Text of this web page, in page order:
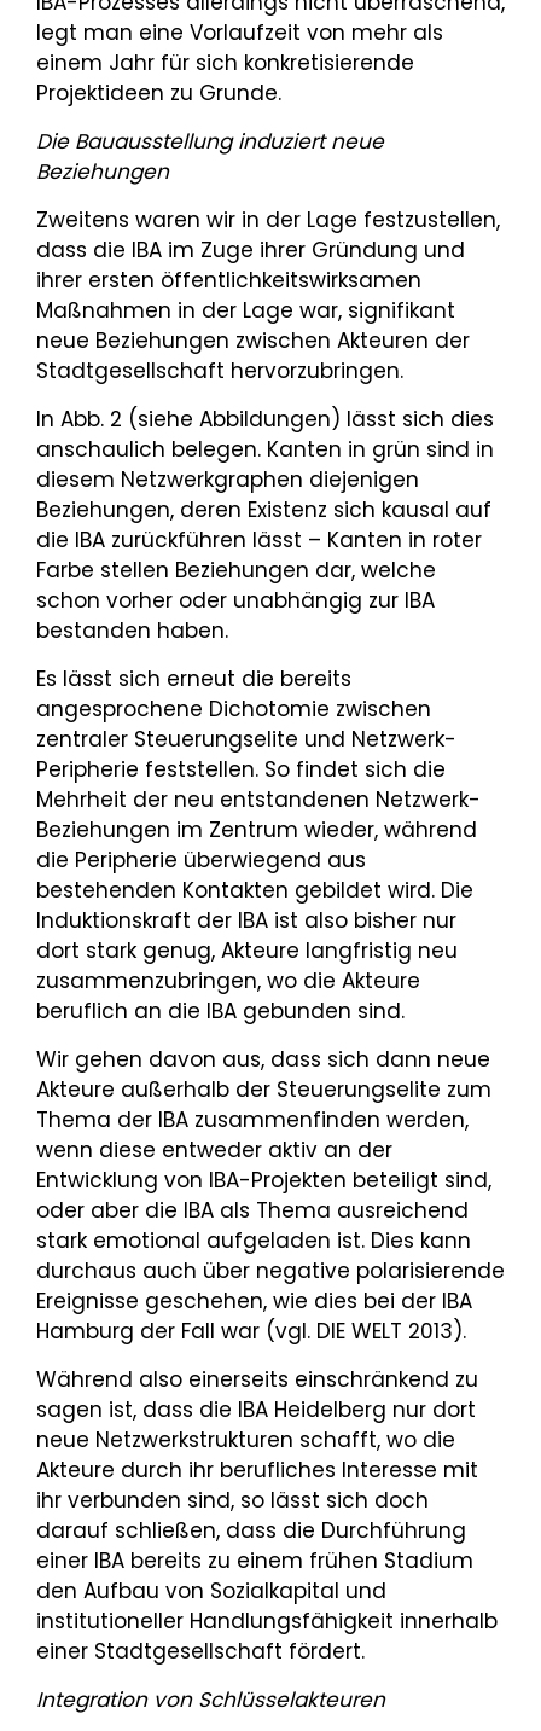
legt man eine Vorlaufzeit von mehr als
einem Jahr für sich konkretisierende
Projektideen zu Grunde.
Die Bauausstellung induziert neue
Beziehungen
Zweitens waren wir in der Lage festzustellen,
dass die IBA im Zuge ihrer Gründung und
ihrer ersten öffentlichkeitswirksamen
Maßnahmen in der Lage war, signifikant
neue Beziehungen zwischen Akteuren der
Stadtgesellschaft hervorzubringen.
In Abb. 2 (siehe Abbildungen) lässt sich dies
anschaulich belegen. Kanten in grün sind in
diesem Netzwerkgraphen diejenigen
Beziehungen, deren Existenz sich kausal auf
die IBA zurückführen lässt – Kanten in roter
Farbe stellen Beziehungen dar, welche
schon vorher oder unabhängig zur IBA
bestanden haben.
Es lässt sich erneut die bereits
angesprochene Dichotomie zwischen
zentraler Steuerungselite und Netzwerk-
Peripherie feststellen. So findet sich die
Mehrheit der neu entstandenen Netzwerk-
Beziehungen im Zentrum wieder, während
die Peripherie überwiegend aus
bestehenden Kontakten gebildet wird. Die
Induktionskraft der IBA ist also bisher nur
dort stark genug, Akteure langfristig neu
zusammenzubringen, wo die Akteure
beruflich an die IBA gebunden sind.
Wir gehen davon aus, dass sich dann neue
Akteure außerhalb der Steuerungselite zum
Thema der IBA zusammenfinden werden,
wenn diese entweder aktiv an der
Entwicklung von IBA-Projekten beteiligt sind,
oder aber die IBA als Thema ausreichend
stark emotional aufgeladen ist. Dies kann
durchaus auch über negative polarisierende
Ereignisse geschehen, wie dies bei der IBA
Hamburg der Fall war (vgl. DIE WELT 2013).
Während also einerseits einschränkend zu
sagen ist, dass die IBA Heidelberg nur dort
neue Netzwerkstrukturen schafft, wo die
Akteure durch ihr berufliches Interesse mit
ihr verbunden sind, so lässt sich doch
darauf schließen, dass die Durchführung
einer IBA bereits zu einem frühen Stadium
den Aufbau von Sozialkapital und
institutioneller Handlungsfähigkeit innerhalb
einer Stadtgesellschaft fördert.
Integration von Schlüsselakteuren